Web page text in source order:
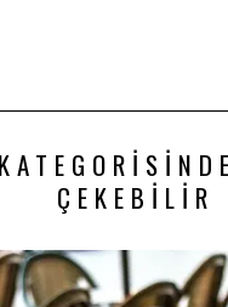
ÇEKEBILIR